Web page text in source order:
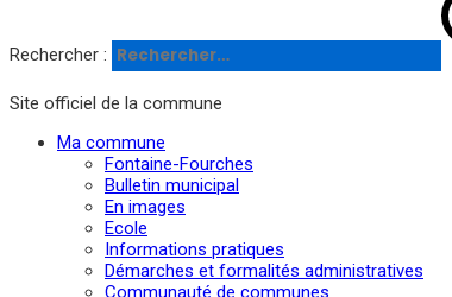
Rechercher :
Site officiel de la commune
Ma commune
Fontaine-Fourches
Bulletin municipal
En images
Ecole
Informations pratiques
Démarches et formalités administratives
Communauté de communes